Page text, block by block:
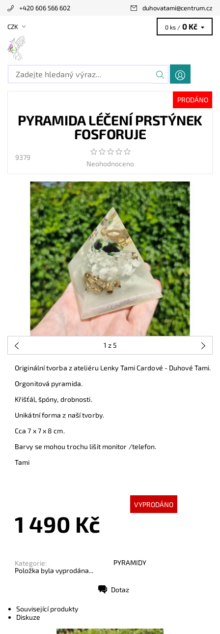
+420 606 566 602 duhovatami@centrum.cz
CZK 0 ks / 0 Kč
PRODÁNO
PYRAMIDA LÉČENÍ PRSTÝNEK
FOSFORUJE
9379
Neohodnoceno
1 z 5
Originální tvorba z ateliéru Lenky Tami Cardové - Duhové Tami.
Orgonitová pyramida.
Křišťál, špóny, drobnosti.
Unikátní forma z naší tvorby.
Cca 7 x 7 x 8 cm.
Barvy se mohou trochu lišit monitor /telefon.
Tami
VYPRODÁNO
1 490 Kč
Kategorie:
PYRAMIDY
Položka byla vyprodána...
Dotaz
Související produkty
Diskuze